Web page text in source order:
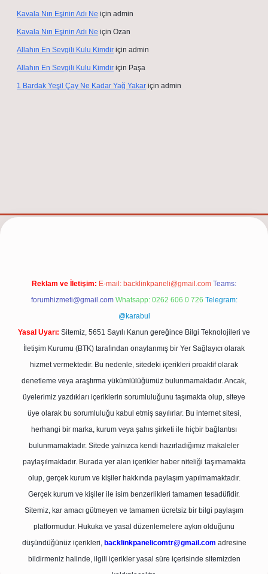
Kavala Nın Eşinin Adı Ne için admin
Kavala Nın Eşinin Adı Ne için Ozan
Allahın En Sevgili Kulu Kimdir için admin
Allahın En Sevgili Kulu Kimdir için Paşa
1 Bardak Yeşil Çay Ne Kadar Yağ Yakar için admin
Reklam ve İletişim: E-mail: backlinkpaneli@gmail.com Teams:
forumhizmeti@gmail.com Whatsapp: 0262 606 0 726 Telegram:
@karabul
Yasal Uyarı: Sitemiz, 5651 Sayılı Kanun gereğince Bilgi Teknolojileri ve
İletişim Kurumu (BTK) tarafından onaylanmış bir Yer Sağlayıcı olarak
hizmet vermektedir. Bu nedenle, sitedeki içerikleri proaktif olarak
denetleme veya araştırma yükümlülüğümüz bulunmamaktadır. Ancak,
üyelerimiz yazdıkları içeriklerin sorumluluğunu taşımakta olup, siteye
üye olarak bu sorumluluğu kabul etmiş sayılırlar. Bu internet sitesi,
herhangi bir marka, kurum veya şahıs şirketi ile hiçbir bağlantısı
bulunmamaktadır. Sitede yalnızca kendi hazırladığımız makaleler
paylaşılmaktadır. Burada yer alan içerikler haber niteliği taşımamakta
olup, gerçek kurum ve kişiler hakkında paylaşım yapılmamaktadır.
Gerçek kurum ve kişiler ile isim benzerlikleri tamamen tesadüfidir.
Sitemiz, kar amacı gütmeyen ve tamamen ücretsiz bir bilgi paylaşım
platformudur. Hukuka ve yasal düzenlemelere aykırı olduğunu
düşündüğünüz içerikleri, backlinkpanelicomtr@gmail.com adresine
bildirmeniz halinde, ilgili içerikler yasal süre içerisinde sitemizden